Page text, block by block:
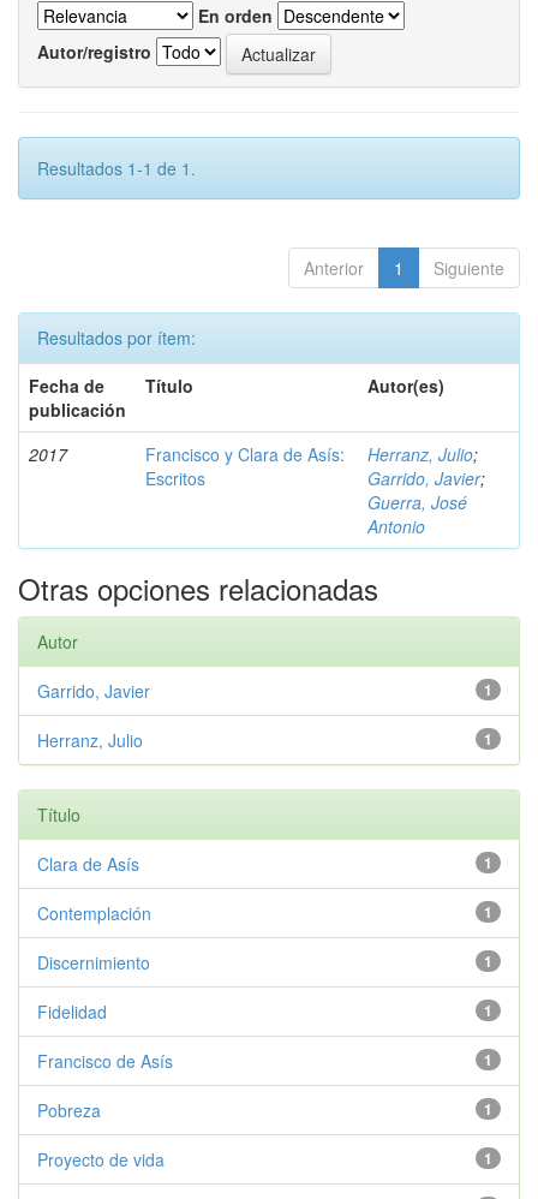
En orden
Autor/registro
Resultados 1-1 de 1.
Anterior 1 Siguiente
Resultados por ítem:
Fecha de
publicación
Título Autor(es)
2017
Francisco y Clara de Asís:
Escritos
Herranz, Julio;
Garrido, Javier;
Guerra, José
Antonio
Otras opciones relacionadas
Autor
1
Garrido, Javier
1
Herranz, Julio
Título
1
Clara de Asís
1
Contemplación
1
Discernimiento
1
Fidelidad
1
Francisco de Asís
1
Pobreza
1
Proyecto de vida